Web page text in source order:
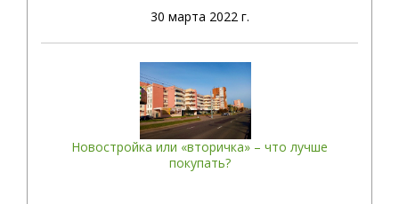
30 марта 2022 г.
Новостройка или «вторичка» – что лучше
покупать?